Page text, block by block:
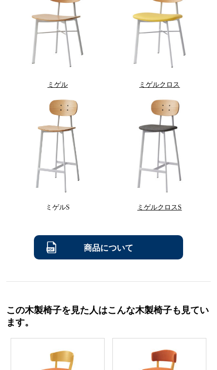
ミゲル ミゲルクロス
ミゲルS ミゲルクロスS
商品について
この木製椅子を見た人はこんな木製椅子も見てい
ます。